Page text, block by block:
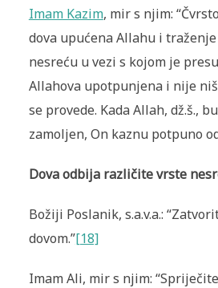
Imam Kazim, mir s njim:
dova upućena Allahu i
nesreću u vezi s kojom je
Allahova upotpunjena i nije
se provede. Kada Allah, dž.š.,
zamoljen, On kaznu potpuno
Dova odbija različite vrste
Božiji Poslanik, s.a.v.a.:
dovom.”[18]
Imam Ali, mir s njim: